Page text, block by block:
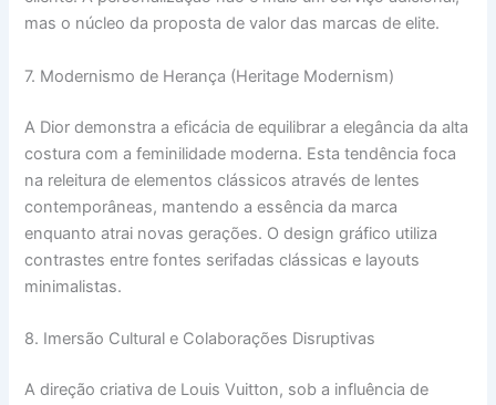
mas o núcleo da proposta de valor das marcas de elite.
7. Modernismo de Herança (Heritage Modernism)
A Dior demonstra a eficácia de equilibrar a elegância da alta
costura com a feminilidade moderna. Esta tendência foca
na releitura de elementos clássicos através de lentes
contemporâneas, mantendo a essência da marca
enquanto atrai novas gerações. O design gráfico utiliza
contrastes entre fontes serifadas clássicas e layouts
minimalistas.
8. Imersão Cultural e Colaborações Disruptivas
A direção criativa de Louis Vuitton, sob a influência de